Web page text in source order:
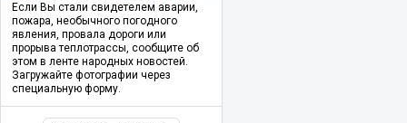
Если Вы стали свидетелем аварии,
пожара, необычного погодного
явления, провала дороги или
прорыва теплотрассы, сообщите об
этом в ленте народных новостей.
Загружайте фотографии через
специальную форму.